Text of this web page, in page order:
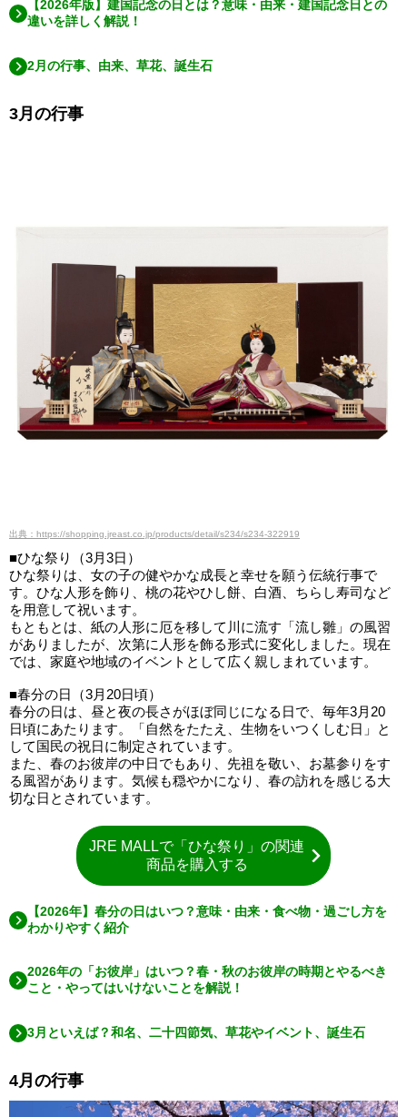
【2026年版】建国記念の日とは？意味・由来・建国記念日との
違いを詳しく解説！
2月の行事、由来、草花、誕生石
3月の行事
出典：https://shopping.jreast.co.jp/products/detail/s234/s234-322919
■ひな祭り（3月3日）
ひな祭りは、女の子の健やかな成長と幸せを願う伝統行事で
す。ひな人形を飾り、桃の花やひし餅、白酒、ちらし寿司など
を用意して祝います。
もともとは、紙の人形に厄を移して川に流す「流し雛」の風習
がありましたが、次第に人形を飾る形式に変化しました。現在
では、家庭や地域のイベントとして広く親しまれています。
■春分の日（3月20日頃）
春分の日は、昼と夜の長さがほぼ同じになる日で、毎年3月20
日頃にあたります。「自然をたたえ、生物をいつくしむ日」と
して国民の祝日に制定されています。
また、春のお彼岸の中日でもあり、先祖を敬い、お墓参りをす
る風習があります。気候も穏やかになり、春の訪れを感じる大
切な日とされています。
JRE MALLで「ひな祭り」の関連
商品を購入する
【2026年】春分の日はいつ？意味・由来・食べ物・過ごし方を
わかりやすく紹介
2026年の「お彼岸」はいつ？春・秋のお彼岸の時期とやるべき
こと・やってはいけないことを解説！
3月といえば？和名、二十四節気、草花やイベント、誕生石
4月の行事